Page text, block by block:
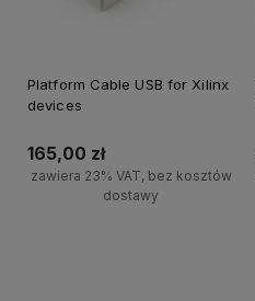
Platform Cable USB for Xilinx
devices
165,00 zł
zawiera 23% VAT, bez kosztów
dostawy